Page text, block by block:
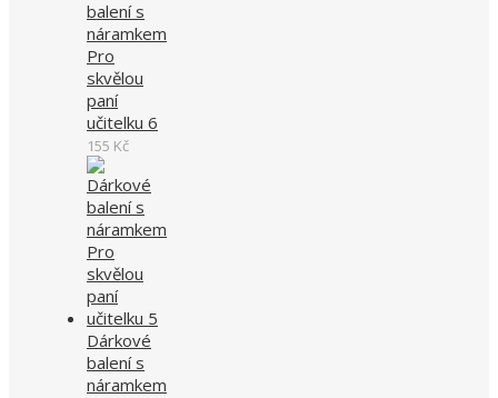
balení s
náramkem
Pro
skvělou
paní
učitelku 6
155 Kč
Dárkové
balení s
náramkem